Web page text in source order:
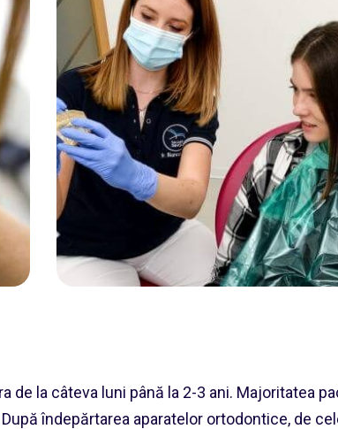
la câteva luni până la 2-3 ani. Majoritatea
îndepărtarea aparatelor ortodontice, de